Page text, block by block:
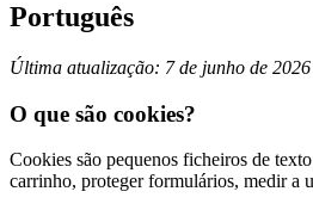
Português
Última atualização: 7 de junho de 2026
O que são cookies?
Cookies são pequenos ficheiros de
carrinho, proteger formulários, medir a